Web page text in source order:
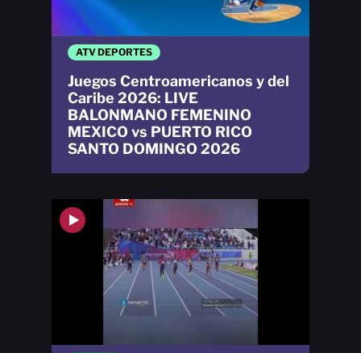
ATV DEPORTES
Juegos Centroamericanos y del
Caribe 2026: LIVE
BALONMANO FEMENINO
MEXICO vs PUERTO RICO
SANTO DOMINGO 2026